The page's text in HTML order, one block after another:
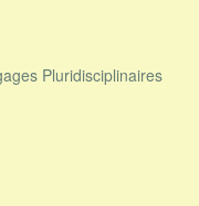
Pluridisciplinaires